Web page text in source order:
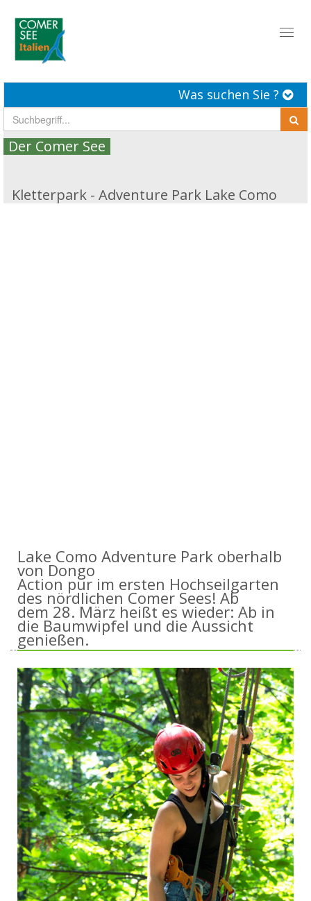
Was suchen Sie ?
Der Comer See
Kletterpark - Adventure Park Lake Como
Lake Como Adventure Park oberhalb
von Dongo
Action pur im ersten Hochseilgarten
des nördlichen Comer Sees! Ab
dem 28. März heißt es wieder: Ab in
die Baumwipfel und die Aussicht
genießen.